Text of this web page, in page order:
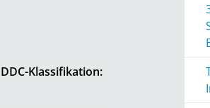
DDC-Klassifikation: